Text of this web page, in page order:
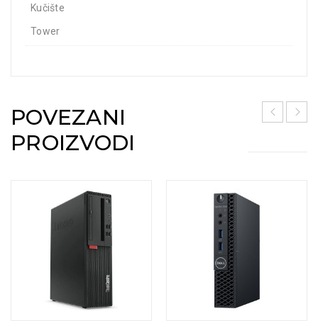
Kučište
Tower
POVEZANI
PROIZVODI